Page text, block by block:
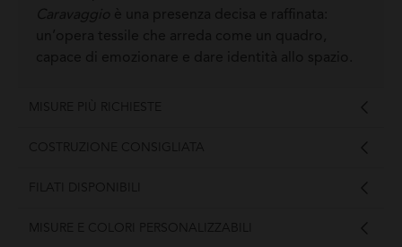
MISURE PIÙ RICHIESTE
COSTRUZIONE CONSIGLIATA
FILATI DISPONIBILI
MISURE E COLORI PERSONALIZZABILI